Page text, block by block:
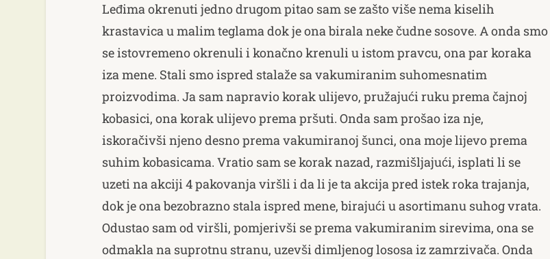
Leđima okrenuti jedno drugom pitao sam se zašto više nema kiselih
krastavica u malim teglama dok je ona birala neke čudne sosove. A onda smo
se istovremeno okrenuli i konačno krenuli u istom pravcu, ona par koraka
iza mene. Stali smo ispred stalaže sa vakumiranim suhomesnatim
proizvodima. Ja sam napravio korak ulijevo, pružajući ruku prema čajnoj
kobasici, ona korak ulijevo prema pršuti. Onda sam prošao iza nje,
iskoračivši njeno desno prema vakumiranoj šunci, ona moje lijevo prema
suhim kobasicama. Vratio sam se korak nazad, razmišljajući, isplati li se
uzeti na akciji 4 pakovanja viršli i da li je ta akcija pred istek roka trajanja,
dok je ona bezobrazno stala ispred mene, birajući u asortimanu suhog vrata.
Odustao sam od viršli, pomjerivši se prema vakumiranim sirevima, ona se
odmakla na suprotnu stranu, uzevši dimljenog lososa iz zamrzivača. Onda